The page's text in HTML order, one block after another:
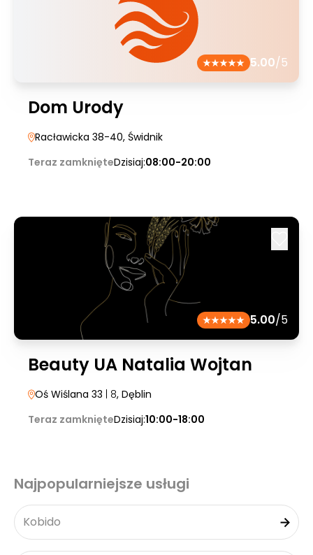
5.00/5
Dom Urody
Racławicka 38-40, Świdnik
Teraz zamknięteDzisiaj:08:00-20:00
5.00/5
Beauty UA Natalia Wojtan
Oś Wiślana 33 | 8, Dęblin
Teraz zamknięteDzisiaj:10:00-18:00
Najpopularniejsze usługi
Kobido